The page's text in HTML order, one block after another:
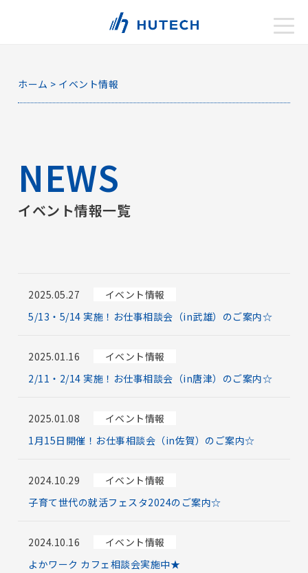
toggle
ホーム > イベント情報
NEWS
イベント情報一覧
2025.05.27
イベント情報
5/13・5/14 実施！お仕事相談会（in武雄）のご案内☆
2025.01.16
イベント情報
2/11・2/14 実施！お仕事相談会（in唐津）のご案内☆
2025.01.08
イベント情報
1月15日開催！お仕事相談会（in佐賀）のご案内☆
2024.10.29
イベント情報
子育て世代の就活フェスタ2024のご案内☆
2024.10.16
イベント情報
よかワーク カフェ相談会実施中★